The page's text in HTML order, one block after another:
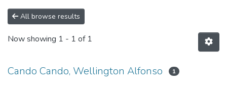
All browse results
Now showing 1 - 1 of 1
Cando Cando, Wellington Alfonso 1